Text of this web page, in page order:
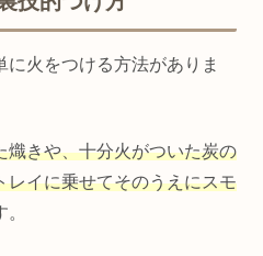
火をつける方法がありま
熾きや、十分火がついた炭の
レイに乗せてそのうえにスモ